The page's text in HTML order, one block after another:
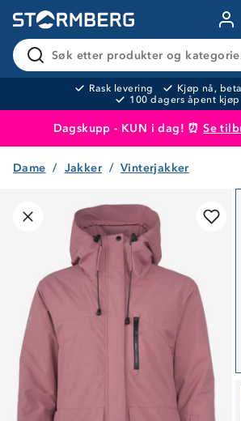
Søk etter produkter og
Rask levering
Kjøp nå,
100 dagers åpent kjøp
Dagskupp - KUN i dag! ⏰Se
Produktet er lagt i handlekurven
Dame Jakker Vinterjakker